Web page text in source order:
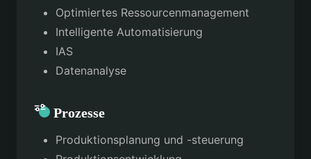
Optimiertes Ressourcenmanagement
Intelligente Automatisierung
IAS
Datenanalyse
Prozesse
Produktionsplanung und -steuerung